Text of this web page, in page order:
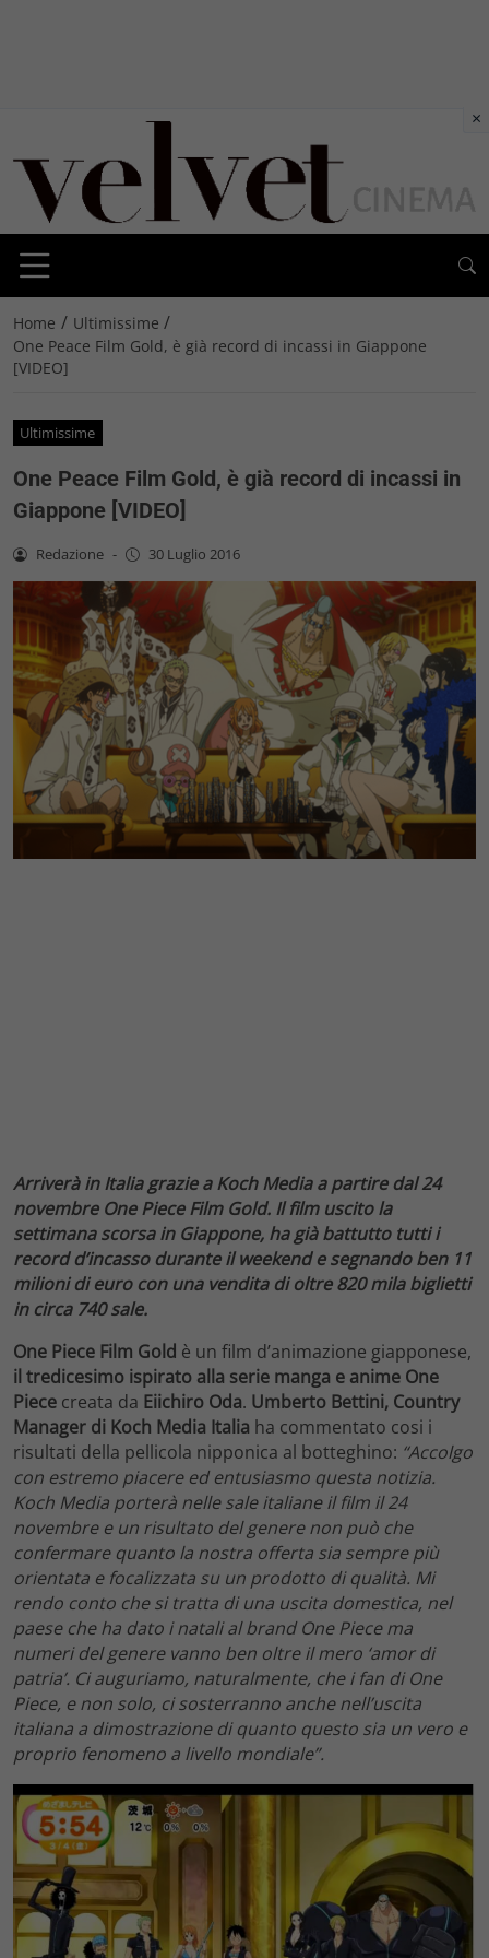
Home / Ultimissime /
One Peace Film Gold, è già record di incassi in Giappone
[VIDEO]
Ultimissime
One Peace Film Gold, è già record di incassi in
Giappone [VIDEO]
Redazione - 30 Luglio 2016
Arriverà in Italia grazie a Koch Media a partire dal 24
novembre One Piece Film Gold. Il film uscito la
settimana scorsa in Giappone, ha già battutto tutti i
record d’incasso durante il weekend e segnando ben 11
milioni di euro con una vendita di oltre 820 mila biglietti
in circa 740 sale.
One Piece Film Gold è un film d’animazione giapponese,
il tredicesimo ispirato alla serie manga e anime One
Piece creata da Eiichiro Oda. Umberto Bettini, Country
Manager di Koch Media Italia ha commentato cosi i
risultati della pellicola nipponica al botteghino: “Accolgo
con estremo piacere ed entusiasmo questa notizia.
Koch Media porterà nelle sale italiane il film il 24
novembre e un risultato del genere non può che
confermare quanto la nostra offerta sia sempre più
orientata e focalizzata su un prodotto di qualità. Mi
rendo conto che si tratta di una uscita domestica, nel
paese che ha dato i natali al brand One Piece ma
numeri del genere vanno ben oltre il mero ‘amor di
patria’. Ci auguriamo, naturalmente, che i fan di One
Piece, e non solo, ci sosterranno anche nell’uscita
italiana a dimostrazione di quanto questo sia un vero e
proprio fenomeno a livello mondiale”.
×